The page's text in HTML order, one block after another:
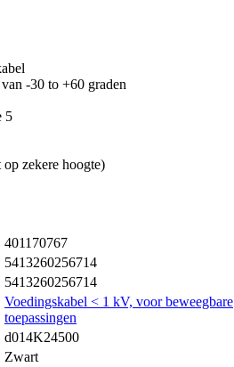
-30 to +60 graden
5
zekere hoogte)
401170767
5413260256714
5413260256714
Voedingskabel < 1 kV, voor beweegbare
toepassingen
d014K24500
Zwart